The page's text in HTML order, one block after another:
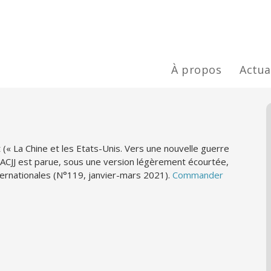
À propos
La Chine et les Etats-Unis. Vers une nouvelle guerre
est parue, sous une version légèrement écourtée,
(N°119, janvier-mars 2021). Commander